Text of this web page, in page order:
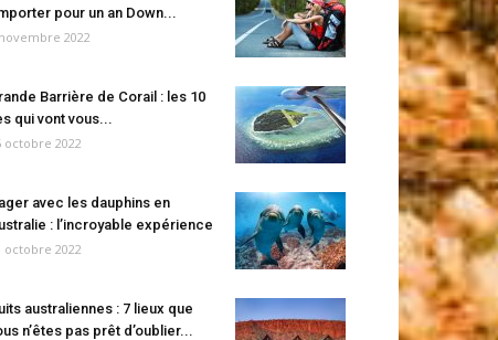
pour un an Down...
2022
Barrière de Corail : les 10
qui vont vous...
octobre 2022
avec les dauphins en
: l’incroyable expérience
octobre 2022
australiennes : 7 lieux que
n’êtes pas prêt d’oublier...